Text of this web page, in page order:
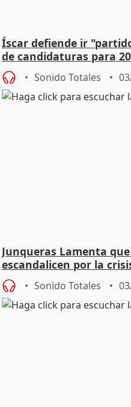
Íscar defiende ir
de candidaturas para
Sonido Totales
Junqueras Lamenta
escandalicen por la
Sonido Totales